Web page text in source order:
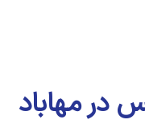
مهاباد